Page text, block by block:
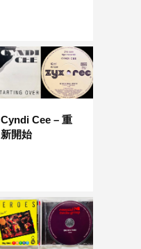
Cyndi Cee – 重
新開始